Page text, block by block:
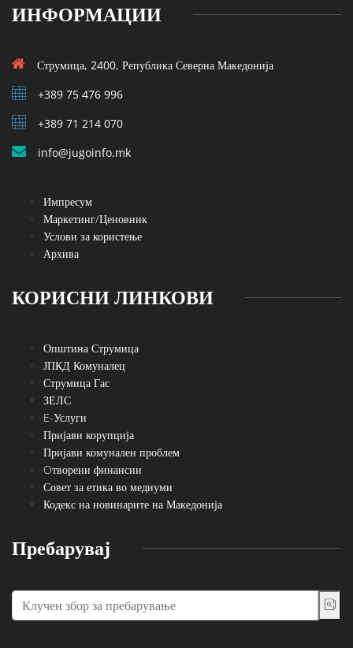
ИНФОРМАЦИИ
Струмица, 2400, Република Северна Македонија
+389 75 476 996
+389 71 214 070
info@jugoinfo.mk
Импресум
Маркетинг/Ценовник
Услови за користење
Архива
КОРИСНИ ЛИНКОВИ
Општина Струмица
ЈПКД Комуналец
Струмица Гас
ЗЕЛС
E-Услуги
Пријави корупција
Пријави комунален проблем
Oтворени финансии
Совет за етика во медиуми
Кодекс на новинарите на Македонија
Пребарувај